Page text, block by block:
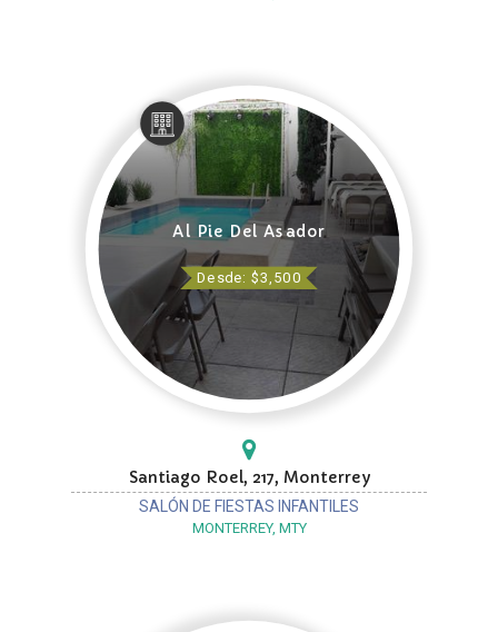
Al Pie Del Asador
Desde: $3,500
Santiago Roel, 217, Monterrey
SALÓN DE FIESTAS INFANTILES
MONTERREY, MTY